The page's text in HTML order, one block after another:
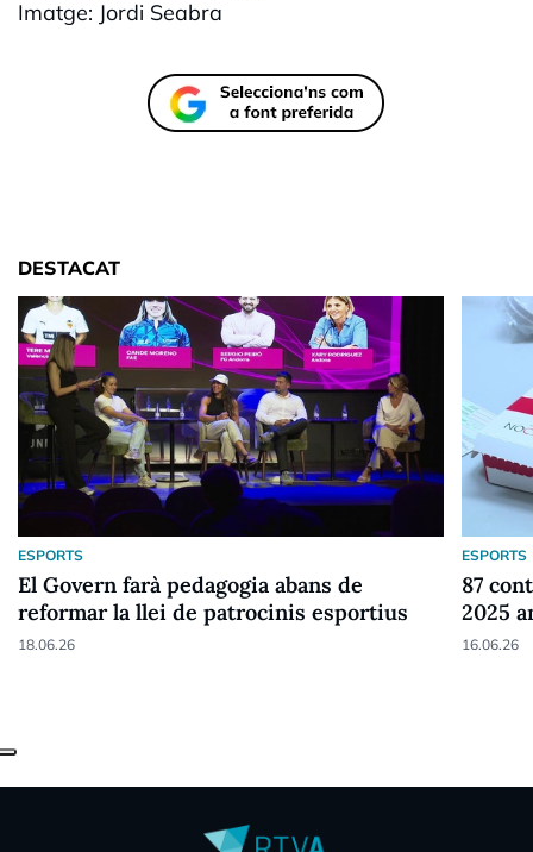
Imatge: Jordi Seabra
DESTACAT
ESPORTS
El Govern farà pedagogia abans de
reformar la llei de patrocinis esportius
18.06.26
ESPORTS
87
2025
16.06.26